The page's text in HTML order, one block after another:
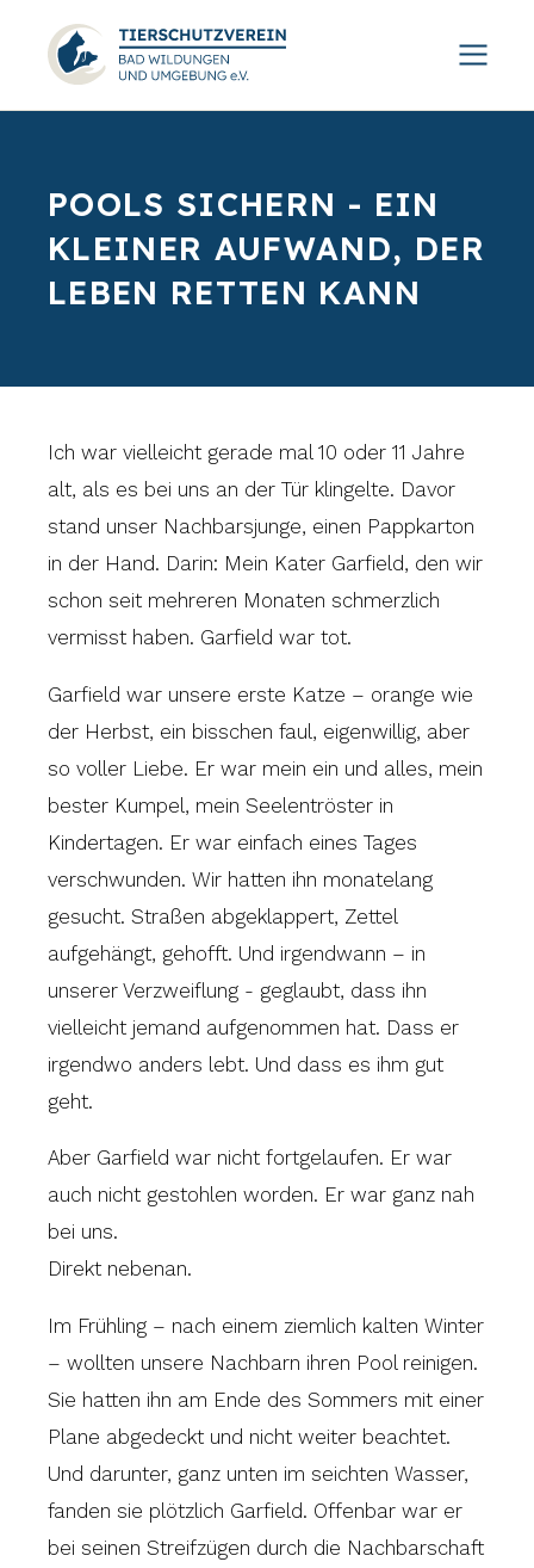
POOLS SICHERN - EIN
KLEINER AUFWAND, DER
LEBEN RETTEN KANN
Ich war vielleicht gerade mal 10 oder 11 Jahre
alt, als es bei uns an der Tür klingelte. Davor
stand unser Nachbarsjunge, einen Pappkarton
in der Hand. Darin: Mein Kater Garfield, den wir
schon seit mehreren Monaten schmerzlich
vermisst haben. Garfield war tot.
Garfield war unsere erste Katze – orange wie
der Herbst, ein bisschen faul, eigenwillig, aber
so voller Liebe. Er war mein ein und alles, mein
bester Kumpel, mein Seelentröster in
Kindertagen. Er war einfach eines Tages
verschwunden. Wir hatten ihn monatelang
gesucht. Straßen abgeklappert, Zettel
aufgehängt, gehofft. Und irgendwann – in
unserer Verzweiflung - geglaubt, dass ihn
vielleicht jemand aufgenommen hat. Dass er
irgendwo anders lebt. Und dass es ihm gut
geht.
Aber Garfield war nicht fortgelaufen. Er war
auch nicht gestohlen worden. Er war ganz nah
bei uns.
Direkt nebenan.
Im Frühling – nach einem ziemlich kalten Winter
– wollten unsere Nachbarn ihren Pool reinigen.
Sie hatten ihn am Ende des Sommers mit einer
Plane abgedeckt und nicht weiter beachtet.
Und darunter, ganz unten im seichten Wasser,
fanden sie plötzlich Garfield. Offenbar war er
bei seinen Streifzügen durch die Nachbarschaft